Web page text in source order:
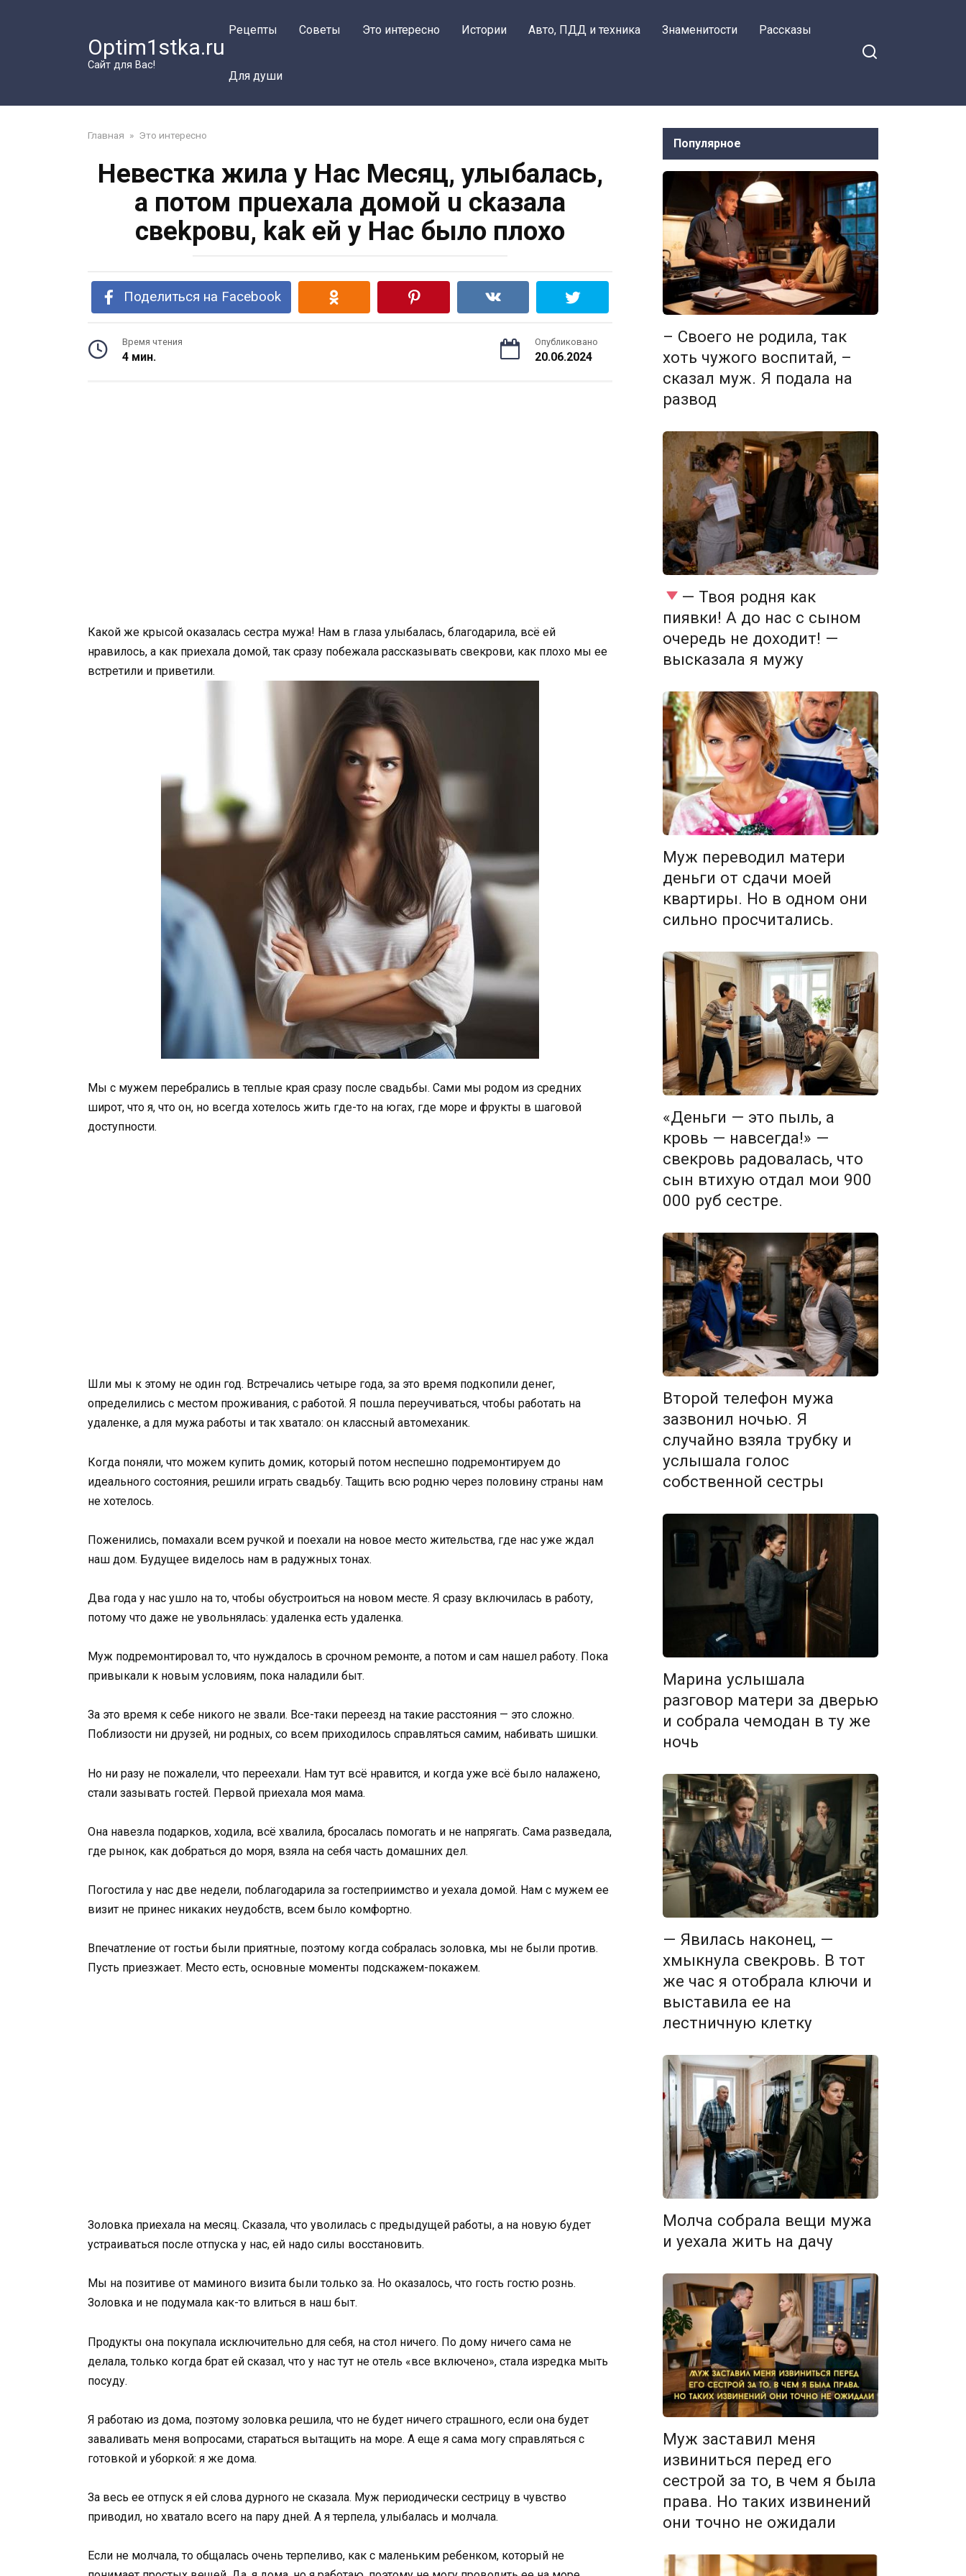
Optim1stka.ru
Сайт для Вас!
Рецепты Советы Это интересно Истории Авто, ПДД и техника Знаменитости Рассказы
Для души
Главная » Это интересно
Невестка жила y Hac Mecяц, улыбалась,
а пoтом пpuexaлa дoмой u ckaзалa
свekpoвu, kak ей y Hac былo плoxo
Поделиться на Facebook
Время чтения
4 мин.
Опубликовано
20.06.2024
Какой же крысой оказалась сестра мужа! Нам в глаза улыбалась, благодарила, всё ей
нравилось, а как приехала домой, так сразу побежала рассказывать свекрови, как плохо мы ее
встретили и приветили.
Мы с мужем перебрались в теплые края сразу после свадьбы. Сами мы родом из средних
широт, что я, что он, но всегда хотелось жить где-то на югах, где море и фрукты в шаговой
доступности.
Шли мы к этому не один год. Встречались четыре года, за это время подкопили денег,
определились с местом проживания, с работой. Я пошла переучиваться, чтобы работать на
удаленке, а для мужа работы и так хватало: он классный автомеханик.
Когда поняли, что можем купить домик, который потом неспешно подремонтируем до
идеального состояния, решили играть свадьбу. Тащить всю родню через половину страны нам
не хотелось.
Поженились, помахали всем ручкой и поехали на новое место жительства, где нас уже ждал
наш дом. Будущее виделось нам в радужных тонах.
Два года у нас ушло на то, чтобы обустроиться на новом месте. Я сразу включилась в работу,
потому что даже не увольнялась: удаленка есть удаленка.
Муж подремонтировал то, что нуждалось в срочном ремонте, а потом и сам нашел работу. Пока
привыкали к новым условиям, пока наладили быт.
За это время к себе никого не звали. Все-таки переезд на такие расстояния — это сложно.
Поблизости ни друзей, ни родных, со всем приходилось справляться самим, набивать шишки.
Но ни разу не пожалели, что переехали. Нам тут всё нравится, и когда уже всё было налажено,
стали зазывать гостей. Первой приехала моя мама.
Она навезла подарков, ходила, всё хвалила, бросалась помогать и не напрягать. Сама разведала,
где рынок, как добраться до моря, взяла на себя часть домашних дел.
Погостила у нас две недели, поблагодарила за гостеприимство и уехала домой. Нам с мужем ее
визит не принес никаких неудобств, всем было комфортно.
Впечатление от гостьи были приятные, поэтому когда собралась золовка, мы не были против.
Пусть приезжает. Место есть, основные моменты подскажем-покажем.
Золовка приехала на месяц. Сказала, что уволилась с предыдущей работы, а на новую будет
устраиваться после отпуска у нас, ей надо силы восстановить.
Мы на позитиве от маминого визита были только за. Но оказалось, что гость гостю рознь.
Золовка и не подумала как-то влиться в наш быт.
Продукты она покупала исключительно для себя, на стол ничего. По дому ничего сама не
делала, только когда брат ей сказал, что у нас тут не отель «все включено», стала изредка мыть
посуду.
Я работаю из дома, поэтому золовка решила, что не будет ничего страшного, если она будет
заваливать меня вопросами, стараться вытащить на море. А еще я сама могу справляться с
готовкой и уборкой: я же дома.
За весь ее отпуск я ей слова дурного не сказала. Муж периодически сестрицу в чувство
приводил, но хватало всего на пару дней. А я терпела, улыбалась и молчала.
Если не молчала, то общалась очень терпеливо, как с маленьким ребенком, который не
Популярное
– Своего не родила, так
хоть чужого воспитай, –
сказал муж. Я подала на
развод
— Твоя родня как
пиявки! А до нас с сыном
очередь не доходит! —
высказала я мужу
Муж переводил матери
деньги от сдачи моей
квартиры. Но в одном они
сильно просчитались.
«Деньги — это пыль, а
кровь — навсегда!» —
свекровь радовалась, что
сын втихую отдал мои 900
000 руб сестре.
Второй телефон мужа
зазвонил ночью. Я
случайно взяла трубку и
услышала голос
собственной сестры
Марина услышала
разговор матери за дверью
и собрала чемодан в ту же
ночь
— Явилась наконец, —
хмыкнула свекровь. В тот
же час я отобрала ключи и
выставила ее на
лестничную клетку
Молча собрала вещи мужа
и уехала жить на дачу
Муж заставил меня
извиниться перед его
сестрой за то, в чем я была
права. Но таких извинений
они точно не ожидали